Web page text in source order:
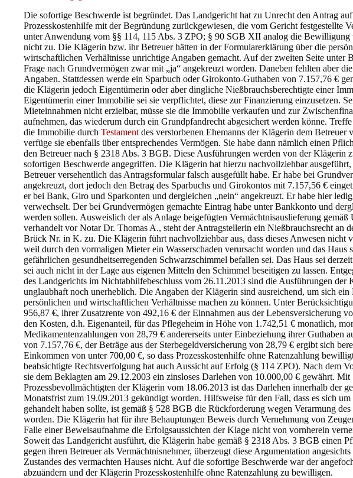
Die sofortige Beschwerde ist begründet. Das Landgericht hat zu Unrecht den Antrag
Prozesskostenhilfe mit der Begründung zurückgewiesen, die vom Gericht festgestellte
unter Anwendung vom §§ 114, 115 Abs. 3 ZPO; § 90 SGB XII analog die Bewilligung
nicht zu. Die Klägerin bzw. ihr Betreuer hätten in der Formularerklärung über die
wirtschaftlichen Verhältnisse unrichtige Angaben gemacht. Auf der zweiten Seite unter
Frage nach Grundvermögen zwar mit „ja“ angekreuzt worden. Daneben fehlten aber
Angaben. Stattdessen werde ein Sparbuch oder Girokonto-Guthaben von 7.157,76 €
die Klägerin jedoch Eigentümerin oder aber dingliche Nießbrauchsberechtigte einer
Eigentümerin einer Immobilie sei sie verpflichtet, diese zur Finanzierung einzusetzen.
Mieteinnahmen nicht erzielbar, müsse sie die Immobilie verkaufen und zur
aufnehmen, das wiederum durch ein Grundpfandrecht abgesichert werden könne.
die Immobilie durch Testament des verstorbenen Ehemanns der Klägerin dem Betreuer
verfüge sie ebenfalls über entsprechendes Vermögen. Sie habe dann nämlich einen
den Betreuer nach § 2318 Abs. 3 BGB. Diese Ausführungen werden von der Klägerin
sofortigen Beschwerde angegriffen. Die Klägerin hat hierzu nachvollziehbar ausgeführt,
Betreuer versehentlich das Antragsformular falsch ausgefüllt habe. Er habe bei
angekreuzt, dort jedoch den Betrag des Sparbuchs und Girokontos mit 7.157,56 €
er bei Bank, Giro und Sparkonten und dergleichen „nein“ angekreuzt. Er habe hier
verwechselt. Der bei Grundvermögen gemachte Eintrag habe unter Bankkonto und
werden sollen. Ausweislich der als Anlage beigefügten Vermächtnisauslieferung
verhandelt vor Notar Dr. Thomas A., steht der Antragstellerin ein Nießbrauchsrecht an
Brück Nr. in K. zu. Die Klägerin führt nachvollziehbar aus, dass dieses Anwesen nicht
weil durch den vormaligen Mieter ein Wasserschaden verursacht worden und das Haus
gefährlichen gesundheitserregenden Schwarzschimmel befallen sei. Das Haus sei
sei auch nicht in der Lage aus eigenen Mitteln den Schimmel beseitigen zu lassen.
des Landgerichts im Nichtabhilfebeschluss vom 26.11.2013 sind die Ausführungen der
unglaubhaft noch unerheblich. Die Angaben der Klägerin sind ausreichend, um sich
persönlichen und wirtschaftlichen Verhältnisse machen zu können. Unter
956,87 €, ihrer Zusatzrente von 492,16 € der Einnahmen aus der Lebensversicherung
den Kosten, d.h. Eigenanteil, für das Pflegeheim in Höhe von 1.742,51 € monatlich,
Medikamentenzahlungen von 28,79 € andererseits unter Einbeziehung ihrer Guthaben
von 7.157,76 €, der Beträge aus der Sterbegeldversicherung von 28,79 € ergibt sich
Einkommen von unter 700,00 €, so dass Prozesskostenhilfe ohne Ratenzahlung
beabsichtigte Rechtsverfolgung hat auch Aussicht auf Erfolg (§ 114 ZPO). Nach dem
sie dem Beklagten am 29.12.2003 ein zinsloses Darlehen von 10.000,00 € gewährt. Mit
Prozessbevollmächtigten der Klägerin vom 18.06.2013 ist das Darlehen innerhalb der
Monatsfrist zum 19.09.2013 gekündigt worden. Hilfsweise für den Fall, dass es sich um
gehandelt haben sollte, ist gemäß § 528 BGB die Rückforderung wegen Verarmung
worden. Die Klägerin hat für ihre Behauptungen Beweis durch Vernehmung von
Falle einer Beweisaufnahme die Erfolgsaussichten der Klage nicht von vornherein
Soweit das Landgericht ausführt, die Klägerin habe gemäß § 2318 Abs. 3 BGB einen
gegen ihren Betreuer als Vermächtnisnehmer, überzeugt diese Argumentation angesichts
Zustandes des vermachten Hauses nicht. Auf die sofortige Beschwerde war der
abzuändern und der Klägerin Prozesskostenhilfe ohne Ratenzahlung zu bewilligen.